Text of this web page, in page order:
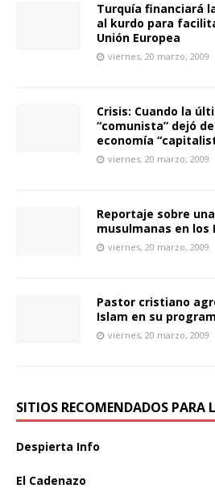
Turquía financiará
al kurdo para
Unión Europea
viernes, 20 marzo, 2009
Crisis: Cuando la
“comunista” dejó
economía
viernes, 20 marzo, 2009
Reportaje sobre
musulmanas en los
viernes, 20 marzo, 2009
Pastor cristiano
Islam en su
viernes, 20 marzo, 2009
SITIOS RECOMENDADOS PARA
Despierta Info
El Cadenazo